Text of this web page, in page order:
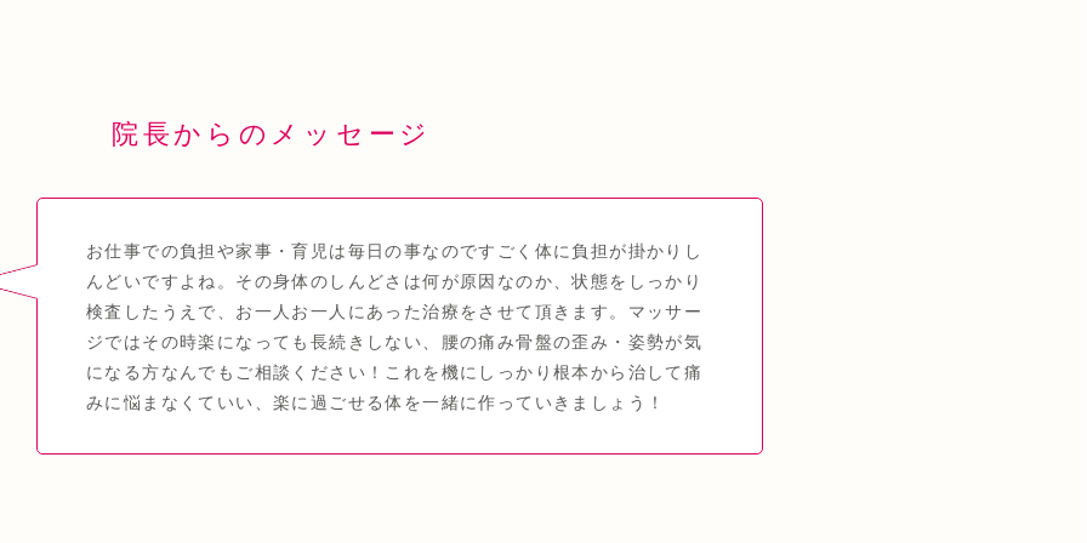
院長からのメッセージ
お仕事での負担や家事・育児は毎日の事なのですごく体に負担が掛かりし
んどいですよね。その身体のしんどさは何が原因なのか、状態をしっかり
検査したうえで、お一人お一人にあった治療をさせて頂きます。マッサー
ジではその時楽になっても長続きしない、腰の痛み骨盤の歪み・姿勢が気
になる方なんでもご相談ください！これを機にしっかり根本から治して痛
みに悩まなくていい、楽に過ごせる体を一緒に作っていきましょう！